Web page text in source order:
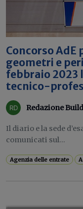
Concorso AdE
geometri e
febbraio 2023
tecnico-
Redazione
Il diario e la sede
comunicati sul...
Agenzia delle entrate